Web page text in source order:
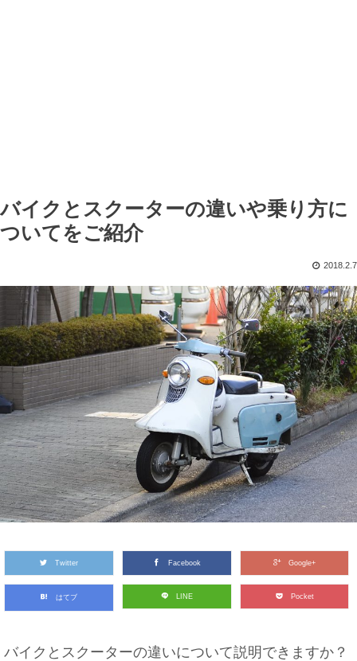
バイクとスクーターの違いや乗り方に
ついてをご紹介
2018.2.7
Twitter Facebook Google+
はてブ LINE Pocket
バイクとスクーターの違いについて説明できますか？